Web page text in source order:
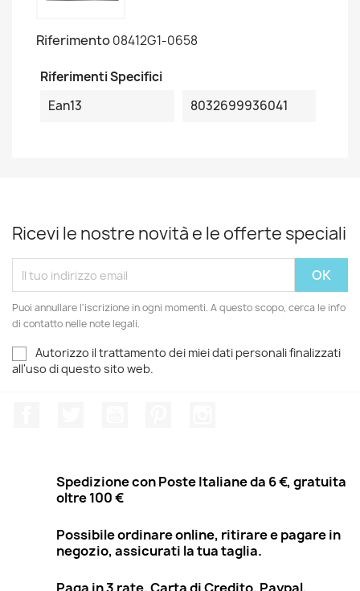
Riferimento08412G1-0658
Riferimenti Specifici
Ean13
8032699936041
Ricevi le nostre novità e le offerte speciali
Puoi annullare l'iscrizione in ogni momenti. A questo scopo, cerca le info
di contatto nelle note legali.
Autorizzo il trattamento dei miei dati personali finalizzati
all'uso di questo sito web.
Spedizione con Poste Italiane da 6 €, gratuita
oltre 100 €
Possibile ordinare online, ritirare e pagare in
negozio, assicurati la tua taglia.